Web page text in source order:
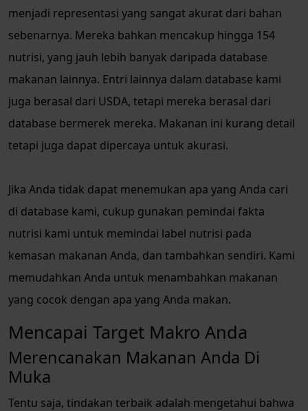
menjadi representasi yang sangat akurat dari bahan
sebenarnya. Mereka bahkan mencakup hingga 154
nutrisi, yang jauh lebih banyak daripada database
makanan lainnya. Entri lainnya dalam database kami
juga berasal dari USDA, tetapi mereka berasal dari
database bermerek mereka. Makanan ini kurang detail
tetapi juga dapat dipercaya untuk akurasi.
Jika Anda tidak dapat menemukan apa yang Anda cari
di database kami, cukup gunakan pemindai fakta
nutrisi kami untuk memindai label nutrisi pada
kemasan makanan Anda, dan tambahkan sendiri. Kami
memudahkan Anda untuk menambahkan makanan
yang cocok dengan apa yang Anda makan.
Mencapai Target Makro Anda
Merencanakan Makanan Anda Di
Muka
Tentu saja, tindakan terbaik adalah mengetahui bahwa